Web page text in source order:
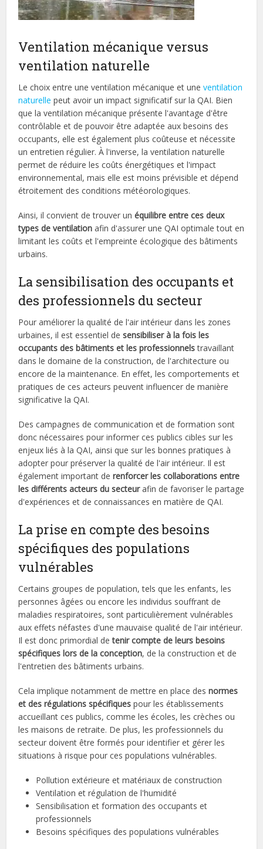
Ventilation mécanique versus
ventilation naturelle
Le choix entre une ventilation mécanique et uneventilation
naturelle peut avoir un impact significatif sur la QAI. Bien
que la ventilation mécanique présente l'avantage d'être
contrôlable et de pouvoir être adaptée aux besoins des
occupants, elle est également plus coûteuse et nécessite
un entretien régulier. À l'inverse, la ventilation naturelle
permet de réduire les coûts énergétiques et l'impact
environnemental, mais elle est moins prévisible et dépend
étroitement des conditions météorologiques.
Ainsi, il convient de trouver unéquilibre entre ces deux
types de ventilation afin d'assurer une QAI optimale tout en
limitant les coûts et l'empreinte écologique des bâtiments
urbains.
La sensibilisation des occupants et
des professionnels du secteur
Pour améliorer la qualité de l'air intérieur dans les zones
urbaines, il est essentiel desensibiliser à la fois les
occupants des bâtiments et les professionnelstravaillant
dans le domaine de la construction, de l'architecture ou
encore de la maintenance. En effet, les comportements et
pratiques de ces acteurs peuvent influencer de manière
significative la QAI.
Des campagnes de communication et de formation sont
donc nécessaires pour informer ces publics cibles sur les
enjeux liés à la QAI, ainsi que sur les bonnes pratiques à
adopter pour préserver la qualité de l'air intérieur. Il est
également important derenforcer les collaborations entre
les différents acteurs du secteurafin de favoriser le partage
d'expériences et de connaissances en matière de QAI.
La prise en compte des besoins
spécifiques des populations
vulnérables
Certains groupes de population, tels que les enfants, les
personnes âgées ou encore les individus souffrant de
maladies respiratoires, sont particulièrement vulnérables
aux effets néfastes d'une mauvaise qualité de l'air intérieur.
Il est donc primordial de tenir compte de leurs besoins
spécifiques lors de la conception, de la construction et de
l'entretien des bâtiments urbains.
Cela implique notamment de mettre en place desnormes
et des régulations spécifiques pour les établissements
accueillant ces publics, comme les écoles, les crèches ou
les maisons de retraite. De plus, les professionnels du
secteur doivent être formés pour identifier et gérer les
situations à risque pour ces populations vulnérables.
Pollution extérieure et matériaux de construction
Ventilation et régulation de l'humidité
Sensibilisation et formation des occupants et
professionnels
Besoins spécifiques des populations vulnérables